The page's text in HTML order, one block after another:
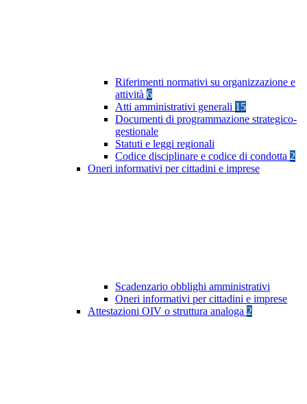
Riferimenti normativi su organizzazione e
attività 6
Atti amministrativi generali 15
Documenti di programmazione strategico-
gestionale
Statuti e leggi regionali
Codice disciplinare e codice di condotta 2
Oneri informativi per cittadini e imprese
Scadenzario obblighi amministrativi
Oneri informativi per cittadini e imprese
Attestazioni OIV o struttura analoga 2